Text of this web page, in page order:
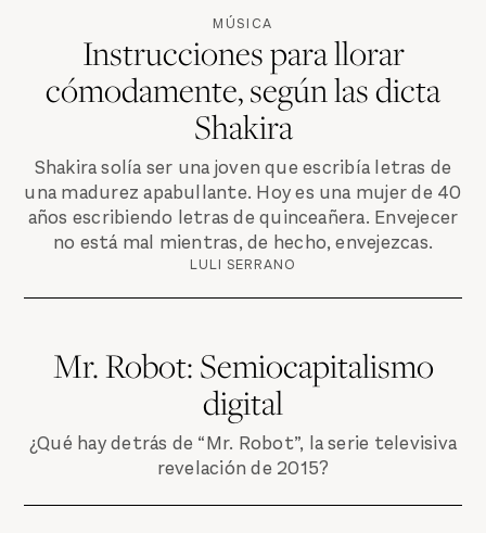
MÚSICA
Instrucciones para llorar
cómodamente, según las dicta
Shakira
Shakira solía ser una joven que escribía letras de
una madurez apabullante. Hoy es una mujer de 40
años escribiendo letras de quinceañera. Envejecer
no está mal mientras, de hecho, envejezcas.
LULI SERRANO
Mr. Robot: Semiocapitalismo
digital
¿Qué hay detrás de “Mr. Robot”, la serie televisiva
revelación de 2015?